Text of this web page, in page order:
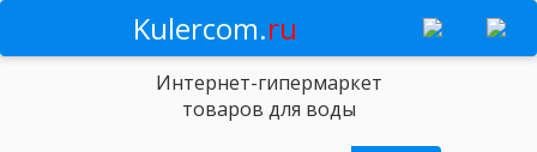
Kulercom.ru
Интернет-гипермаркет
товаров для воды